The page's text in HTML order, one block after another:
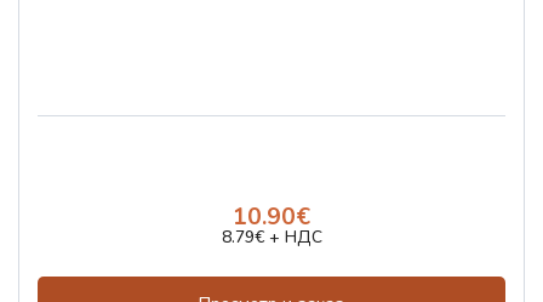
10.90€
8.79€ + НДС